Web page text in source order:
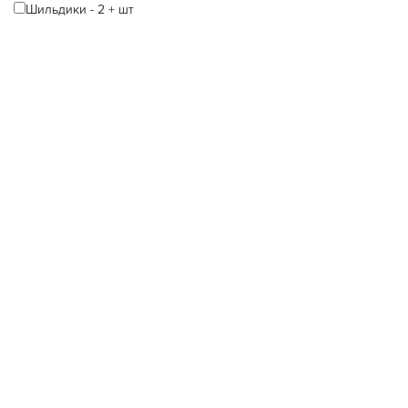
Шильдики - 2 + шт